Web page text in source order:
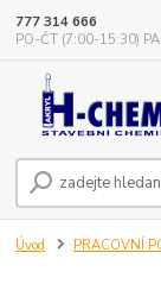
777 314 666
PO-ČT (7:00-15:30)
Úvod PRACOVNÍ